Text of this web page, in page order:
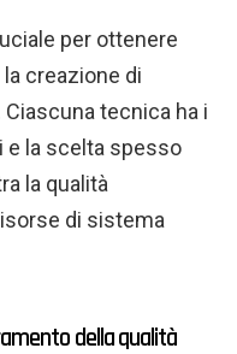
per ottenere
creazione di
tecnica ha i
e la scelta spesso
la qualità
di sistema
della qualità